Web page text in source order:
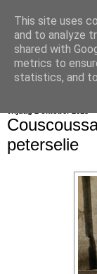
bijna
peterselie
This site uses
and to analyze
shared with
metrics to
statistics, and